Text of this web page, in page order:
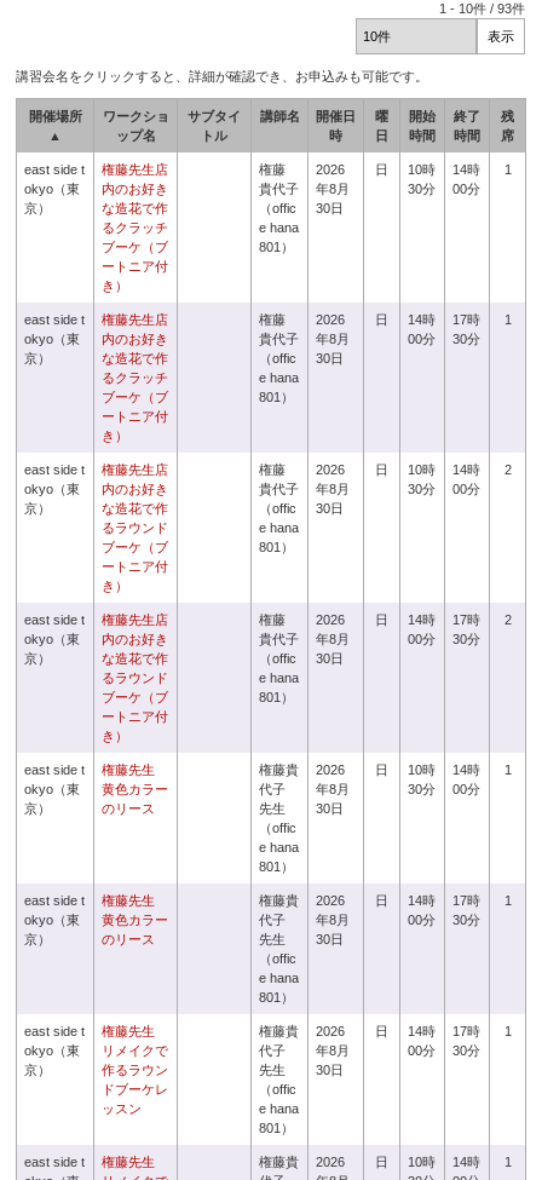
1 - 10件 /93件
講習会名をクリックすると、詳細が確認でき、お申込みも可能です。
開催場所
▲
ワークショ
ップ名
サブタイ
トル
講師名
開催日
時
曜
日
開始
時間
終了
時間
残
席
east side t
okyo（東
京）
権藤先生店
内のお好き
な造花で作
るクラッチ
ブーケ（ブ
ートニア付
き）
権藤
貴代子
（offic
e hana
801）
2026
年8月
30日
日
10時
30分
14時
00分
1
east side t
okyo（東
京）
権藤先生店
内のお好き
な造花で作
るクラッチ
ブーケ（ブ
ートニア付
き）
権藤
貴代子
（offic
e hana
801）
2026
年8月
30日
日
14時
00分
17時
30分
1
east side t
okyo（東
京）
権藤先生店
内のお好き
な造花で作
るラウンド
ブーケ（ブ
ートニア付
き）
権藤
貴代子
（offic
e hana
801）
2026
年8月
30日
日
10時
30分
14時
00分
2
east side t
okyo（東
京）
権藤先生店
内のお好き
な造花で作
るラウンド
ブーケ（ブ
ートニア付
き）
権藤
貴代子
（offic
e hana
801）
2026
年8月
30日
日
14時
00分
17時
30分
2
east side t
okyo（東
京）
権藤先生
黄色カラー
のリース
権藤貴
代子
先生
（offic
e hana
801）
2026
年8月
30日
日
10時
30分
14時
00分
1
east side t
okyo（東
京）
権藤先生
黄色カラー
のリース
権藤貴
代子
先生
（offic
e hana
801）
2026
年8月
30日
日
14時
00分
17時
30分
1
east side t
okyo（東
京）
権藤先生
リメイクで
作るラウン
ドブーケレ
ッスン
権藤貴
代子
先生
（offic
e hana
801）
2026
年8月
30日
日
14時
00分
17時
30分
1
east side t
権藤先生
権藤貴
2026
日
10時
14時
1